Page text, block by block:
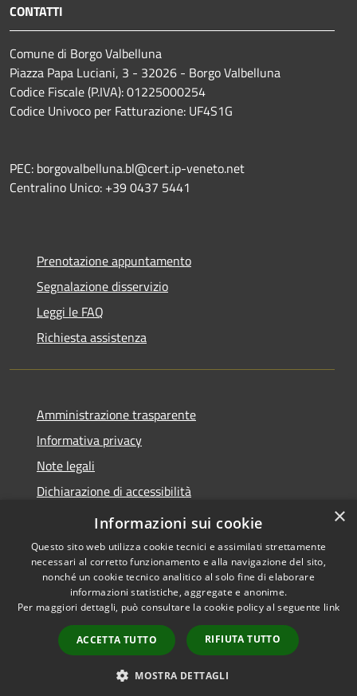
CONTATTI
Comune di Borgo Valbelluna
Piazza Papa Luciani, 3 - 32026 - Borgo Valbelluna
Codice Fiscale (P.IVA): 01225000254
Codice Univoco per Fatturazione: UF4S1G
PEC: borgovalbelluna.bl@cert.ip-veneto.net
Centralino Unico: +39 0437 5441
Prenotazione appuntamento
Segnalazione disservizio
Leggi le FAQ
Richiesta assistenza
Amministrazione trasparente
Informativa privacy
Note legali
Dichiarazione di accessibilità
Piano di miglioramento dei servizi
Accessibilità
Copyright © 2026 • Comune di
Borgo Valbelluna • Powered by
Municipium•
Accesso
redazione
×
Informazioni sui cookie
Questo sito web utilizza cookie tecnici e assimilati strettamente
necessari al corretto funzionamento e alla navigazione del sito,
nonché un cookie tecnico analitico al solo fine di elaborare
informazioni statistiche, aggregate e anonime.
Per maggiori dettagli, può consultare la cookie policy al seguente link
ACCETTA TUTTO RIFIUTA TUTTO
MOSTRA DETTAGLI